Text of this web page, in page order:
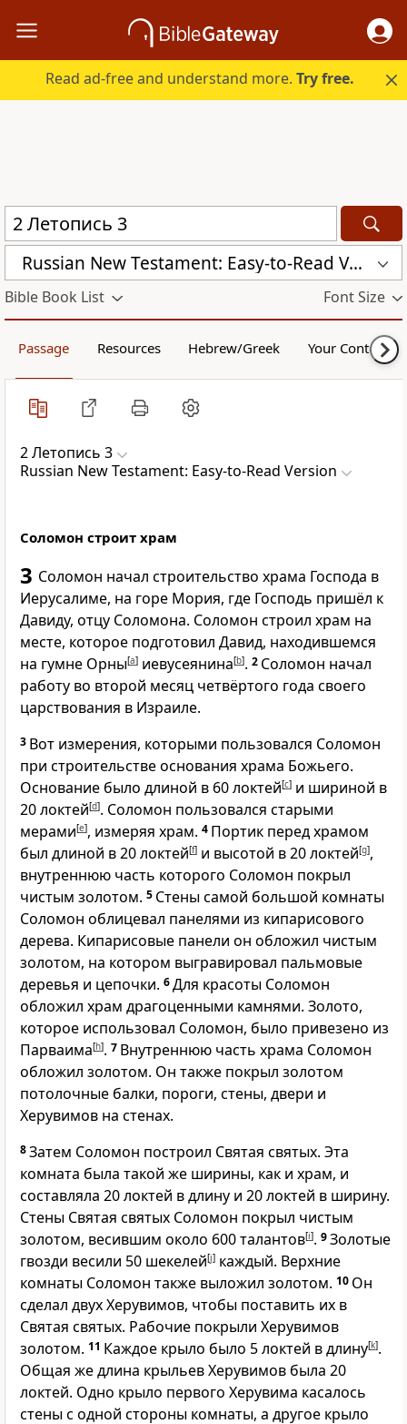
Read ad-free and understand more.Try free.
Russian New Testament: Easy-to-Read Version (ERV-RU)
Bible Book List Font Size
Passage Resources Hebrew/Greek Your Content
2 Летопись 3
Russian New Testament: Easy-to-Read Version
Соломон строит храм
3 Соломон начал строительство храма Господа в
Иерусалиме, на горе Мория, где Господь пришёл к
Давиду, отцу Соломона. Соломон строил храм на
месте, которое подготовил Давид, находившемся
на гумне Орны[a] иевусеянина[b]. 2 Соломон начал
работу во второй месяц четвёртого года своего
царствования в Израиле.
3 Вот измерения, которыми пользовался Соломон
при строительстве основания храма Божьего.
Основание было длиной в 60 локтей[c] и шириной в
20 локтей[d]. Соломон пользовался старыми
мерами[e], измеряя храм. 4 Портик перед храмом
был длиной в 20 локтей[f] и высотой в 20 локтей[g],
внутреннюю часть которого Соломон покрыл
чистым золотом. 5 Стены самой большой комнаты
Соломон облицевал панелями из кипарисового
дерева. Кипарисовые панели он обложил чистым
золотом, на котором выгравировал пальмовые
деревья и цепочки. 6Для красоты Соломон
обложил храм драгоценными камнями. Золото,
которое использовал Соломон, было привезено из
Парваима[h]. 7 Внутреннюю часть храма Соломон
обложил золотом. Он также покрыл золотом
потолочные балки, пороги, стены, двери и
Херувимов на стенах.
8Затем Соломон построил Святая святых. Эта
комната была такой же ширины, как и храм, и
составляла 20 локтей в длину и 20 локтей в ширину.
Стены Святая святых Соломон покрыл чистым
золотом, весившим около 600 талантов[i]. 9Золотые
гвозди весили 50 шекелей[j] каждый. Верхние
комнаты Соломон также выложил золотом. 10 Он
сделал двух Херувимов, чтобы поставить их в
Святая святых. Рабочие покрыли Херувимов
золотом. 11 Каждое крыло было 5 локтей в длину[k].
Общая же длина крыльев Херувимов была 20
локтей. Одно крыло первого Херувима касалось
стены с одной стороны комнаты, а другое крыло